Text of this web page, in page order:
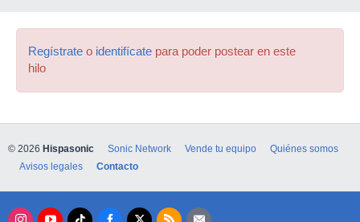
Regístrate o identifícate para poder postear en este
hilo
© 2026 Hispasonic Sonic Network Vende tu equipo
Quiénes somos
Avisos legales
Contacto